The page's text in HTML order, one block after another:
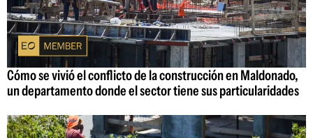
Cómo se vivió el conflicto de la construcción en Maldonado,
un departamento donde el sector tiene sus particularidades